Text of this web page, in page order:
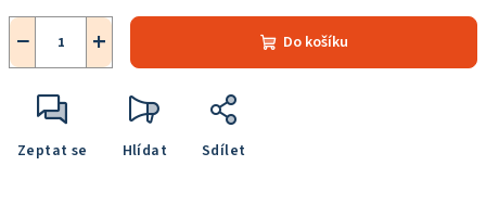
+
− Do košíku
Zeptat se Hlídat Sdílet